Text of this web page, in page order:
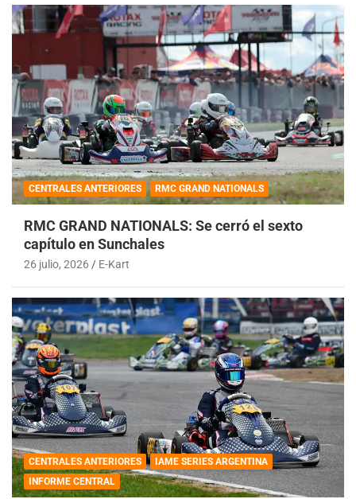
CENTRALES ANTERIORES RMC GRAND NATIONALS
RMC GRAND NATIONALS: Se cerró el sexto
capítulo en Sunchales
26 julio, 2026 E-Kart
CENTRALES ANTERIORES
IAME SERIES ARGENTINA
INFORME CENTRAL